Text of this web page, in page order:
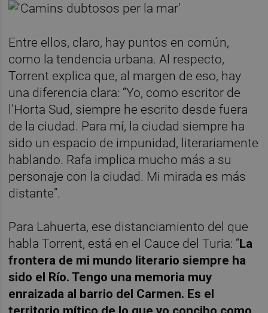
Entre ellos, claro, hay puntos en común,
como la tendencia urbana. Al respecto,
Torrent explica que, al margen de eso, hay
una diferencia clara: “Yo, como escritor de
l’Horta Sud, siempre he escrito desde fuera
de la ciudad. Para mí, la ciudad siempre ha
sido un espacio de impunidad, literariamente
hablando. Rafa implica mucho más a su
personaje con la ciudad. Mi mirada es más
distante”.
Para Lahuerta, ese distanciamiento del que
habla Torrent, está en el Cauce del Turia: “La
frontera de mi mundo literario siempre ha
sido el Río. Tengo una memoria muy
enraizada al barrio del Carmen. Es el